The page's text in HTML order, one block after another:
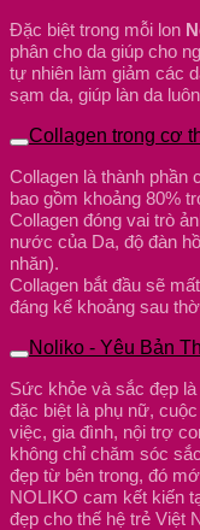
Đặc biệt trong mỗi lon
phân cho da giúp cho
tự nhiên làm giảm các
sạm da, giúp làn da
Collagen trong cơ
Collagen là thành phần
bao gồm khoảng 80%
Collagen đóng vai trò
nước của Da, độ đàn
nhăn).
Collagen bắt đầu sẽ
đáng kể khoảng sau
Noliko - Yêu Bản
Sức khỏe và sắc đẹp
đặc biệt là phụ nữ,
việc, gia đình, nội trợ
không chỉ chăm sóc
đẹp từ bên trong, đó
NOLIKO cam kết kiến
đẹp cho thế hệ trẻ Việt